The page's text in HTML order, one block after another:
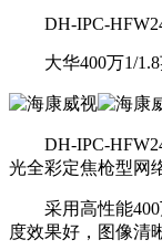
DH-IPC-
大华400万1/1.8
DH-IPC-
光全彩定焦枪型网
采用高性能400
度效果好，图像清